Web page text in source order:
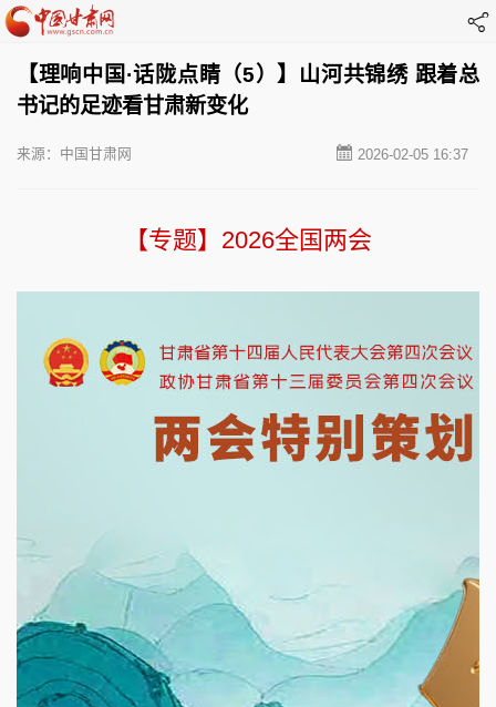
【理响中国·话陇点睛（5）】山河共锦绣 跟着总
书记的足迹看甘肃新变化
2026-02-05 16:37
来源：中国甘肃网
【专题】2026全国两会